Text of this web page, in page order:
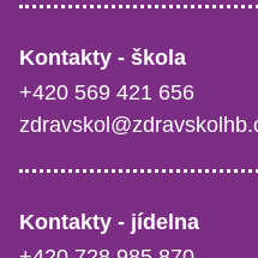
Kontakty - škola
+420 569 421 656
Kontakty - jídelna